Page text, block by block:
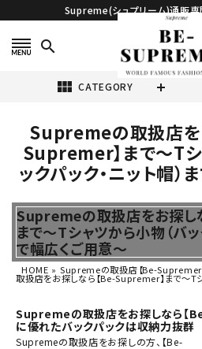
Supreme(シュプリーム)通販
search
view_module CATEGORY
search
表示する商品はありません。
CATEGORY
Supremeの取扱店を
Supremer】まで～Tシ
ックパック・ニット帽）
Supremeの取扱店をお探し
まで～Tシャツから小物（バッ
で幅広くご用意～
HOME » Supremeの取扱店【Be-Supremer
取扱店をお探しなら【Be-Supremer】まで～Tシ
Supremeの取扱店をお探しなら【
に優れたバックパックは収納力抜群
Supremeの取扱店をお探しの方、【Be-